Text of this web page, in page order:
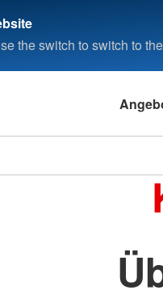
the switch to switch to